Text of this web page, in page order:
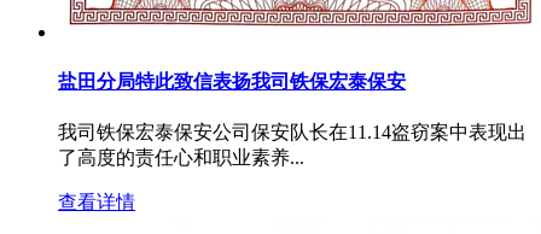
盐田分局特此致信表扬我司铁保宏泰保安
我司铁保宏泰保安公司保安队长在11.14盗窃案中表现出
了高度的责任心和职业素养...
查看详情